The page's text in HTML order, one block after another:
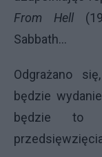
From Hell
Sabbath...
Odgrażano
będzie
będzie to